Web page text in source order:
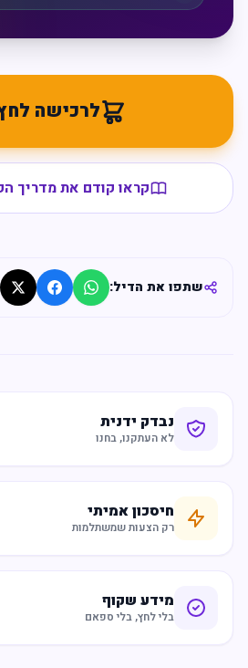
לרכישה
קראו קודם את מדריך
שתפו את הדיל:
נבדק ידנית
לא העתקנו, בחנו
חיסכון אמיתי
רק הצעות שמשתלמות
מידע שקוף
בלי לחץ, בלי ספאם